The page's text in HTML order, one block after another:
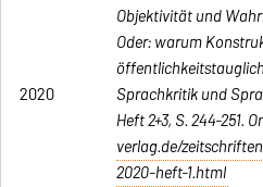
2020
Objektivität und
Oder: warum
Sprachkritik und
Heft 2+3, S. 244-251.
verlag.de/
2020-heft-1.html